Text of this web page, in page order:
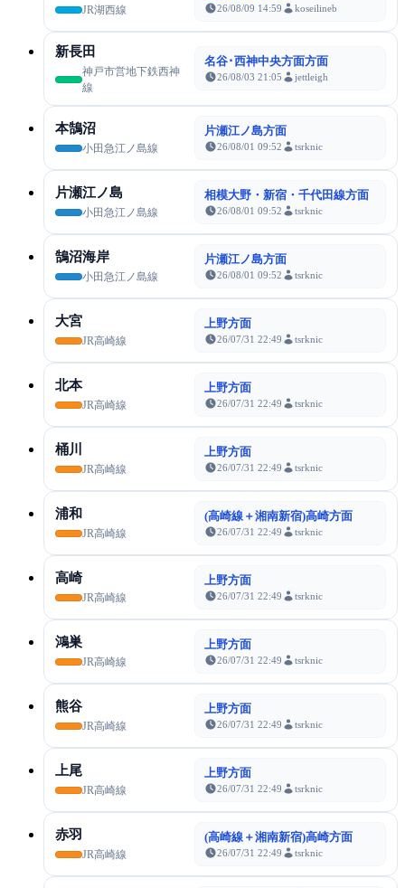
JR湖西線 26/08/09 14:59 koseilineb
新長田
神戸市営地下鉄西神
線
名谷･西神中央方面方面
26/08/03 21:05 jettleigh
本鵠沼
小田急江ノ島線
片瀬江ノ島方面
26/08/01 09:52 tsrknic
片瀬江ノ島
小田急江ノ島線
相模大野・新宿・千代田線方面
26/08/01 09:52 tsrknic
鵠沼海岸
小田急江ノ島線
片瀬江ノ島方面
26/08/01 09:52 tsrknic
大宮
JR高崎線
上野方面
26/07/31 22:49 tsrknic
北本
JR高崎線
上野方面
26/07/31 22:49 tsrknic
桶川
JR高崎線
上野方面
26/07/31 22:49 tsrknic
浦和
JR高崎線
(高崎線＋湘南新宿)高崎方面
26/07/31 22:49 tsrknic
高崎
JR高崎線
上野方面
26/07/31 22:49 tsrknic
鴻巣
JR高崎線
上野方面
26/07/31 22:49 tsrknic
熊谷
JR高崎線
上野方面
26/07/31 22:49 tsrknic
上尾
JR高崎線
上野方面
26/07/31 22:49 tsrknic
赤羽
JR高崎線
(高崎線＋湘南新宿)高崎方面
26/07/31 22:49 tsrknic